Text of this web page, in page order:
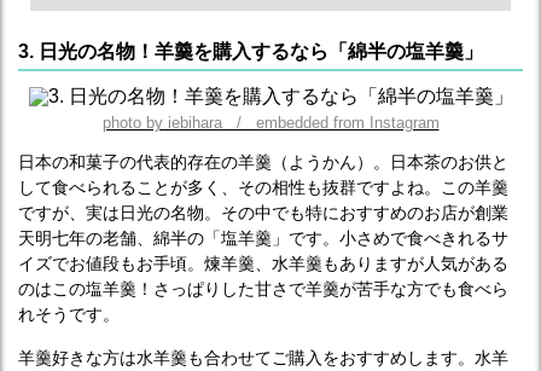
3. 日光の名物！羊羹を購入するなら「綿半の塩羊羹」
photo by iebihara / embedded from Instagram
日本の和菓子の代表的存在の羊羹（ようかん）。日本茶のお供と
して食べられることが多く、その相性も抜群ですよね。この羊羹
ですが、実は日光の名物。その中でも特におすすめのお店が創業
天明七年の老舗、綿半の「塩羊羹」です。小さめで食べきれるサ
イズでお値段もお手頃。煉羊羹、水羊羹もありますが人気がある
のはこの塩羊羹！さっぱりした甘さで羊羹が苦手な方でも食べら
れそうです。
羊羹好きな方は水羊羹も合わせてご購入をおすすめします。水羊